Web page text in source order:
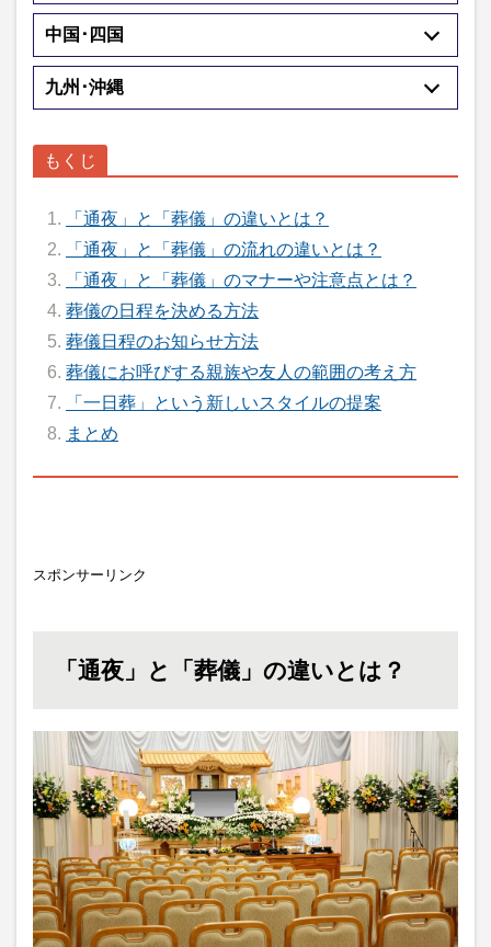
中国･四国
九州･沖縄
「通夜」と「葬儀」の違いとは？
「通夜」と「葬儀」の流れの違いとは？
「通夜」と「葬儀」のマナーや注意点とは？
葬儀の日程を決める方法
葬儀日程のお知らせ方法
葬儀にお呼びする親族や友人の範囲の考え方
「一日葬」という新しいスタイルの提案
まとめ
スポンサーリンク
「通夜」と「葬儀」の違いとは？